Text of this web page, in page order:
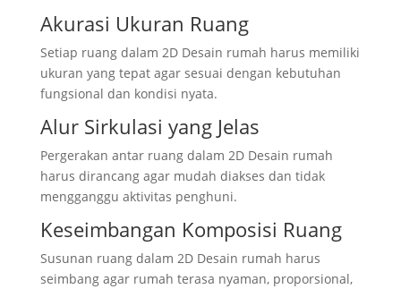
Akurasi Ukuran Ruang
Setiap ruang dalam 2D Desain rumah harus memiliki
ukuran yang tepat agar sesuai dengan kebutuhan
fungsional dan kondisi nyata.
Alur Sirkulasi yang Jelas
Pergerakan antar ruang dalam 2D Desain rumah
harus dirancang agar mudah diakses dan tidak
mengganggu aktivitas penghuni.
Keseimbangan Komposisi Ruang
Susunan ruang dalam 2D Desain rumah harus
seimbang agar rumah terasa nyaman, proporsional,